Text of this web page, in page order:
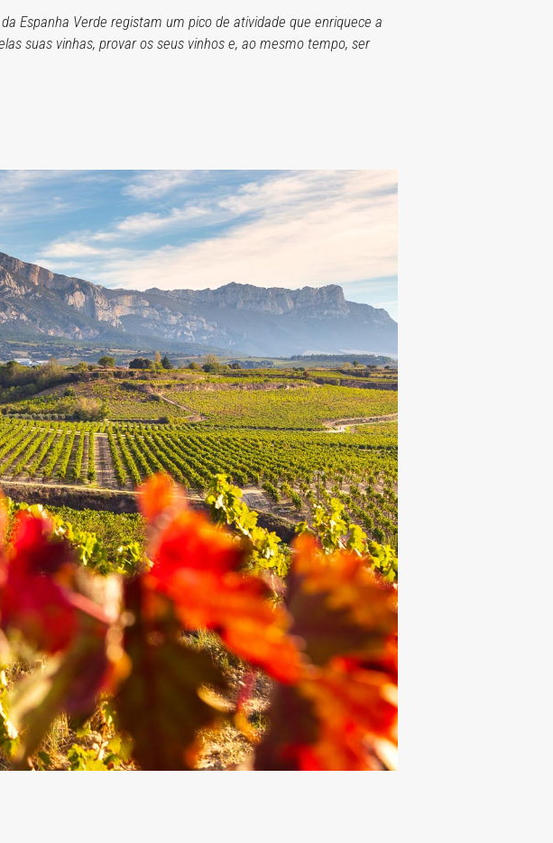
Espanha Verde registam um pico de atividade que enriquece a
suas vinhas, provar os seus vinhos e, ao mesmo tempo, ser